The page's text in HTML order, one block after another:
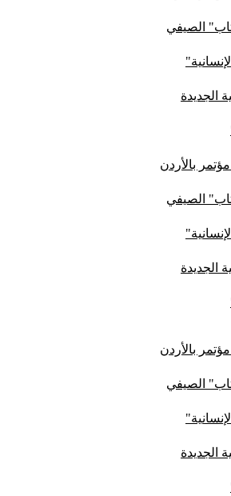
الصيفي
الجديدة
بالأردن
الصيفي
الجديدة
بالأردن
الصيفي
الجديدة